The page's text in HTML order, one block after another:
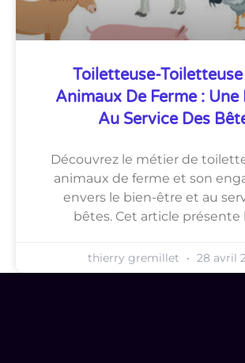
Toiletteuse-
Animaux De Ferme : Une
Au Service Des
Découvrez le métier de
animaux de ferme et son
envers le bien-être et au
bêtes. Cet article présente
thierry gremillet 28 avril